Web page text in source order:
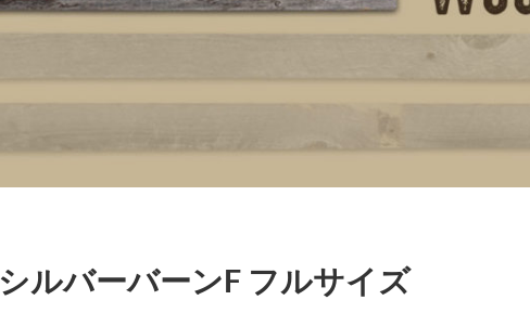
シルバーバーンF フルサイズ